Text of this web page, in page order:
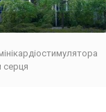
серця